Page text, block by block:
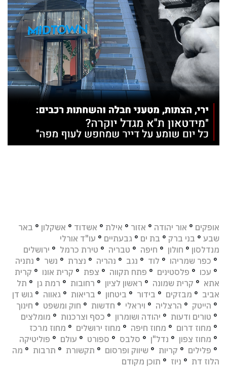
אופקים ° אור יהודה ° אזור ° אילת ° אשדוד ° אשקלון ° באר
שבע ° בני ברק ° בת ים ° גבעתיים ° עו"ד אורלי
מנדלסון ° חולון ° חיפה ° טבריה ° טירת כרמל ° ירושלים
° כפר שמריהו ° לוד ° נגב ° נהריה ° נצרת ° נשר ° נתניה
° עכו ° פלסטינים ° פתח תקווה ° צפת ° קרית אונו ° קרית
אתא ° קרית שמונה ° ראשון לציון ° רחובות ° רמת גן ° תל
אביב ° מבזקים ° בידור ° ביטחון ° בריאות ° גאווה ° גוש דן
° הייטק ° הרצליה ° ויראלי ° חדשות ° חוק ומשפט ° חינוך
° טורים ודעות ° יהודה ושומרון ° כסף וצרכנות ° מומלצים
° מחוז דרום ° מחוז חיפה ° מחוז ירושלים ° מחוז מרכז
° מחוז צפון ° נדל"ן ° סלבס ° ספורט ° עולם ° פוליטיקה
° פלילים ° קריות ° שיווק ופרסום ° תקשורת ° תרבות ° מה
הלוז דת ° ניוז ° תוכן מקודם